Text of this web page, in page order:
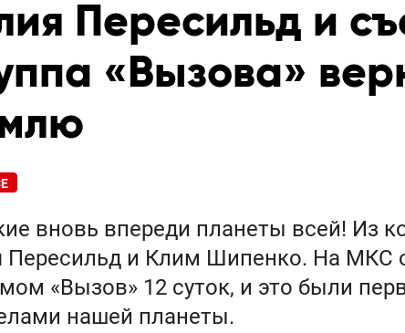
Пересильд и
«Вызова»
вновь впереди планеты всей! Из
Пересильд и Клим Шипенко. На МКС
«Вызов» 12 суток, и это были
нашей планеты.